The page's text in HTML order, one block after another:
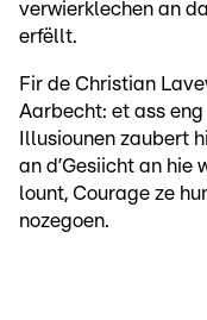
verwierklechen an
erfëllt.
Fir de Christian
Aarbecht: et ass
Illusiounen zaubert
an d’Gesiicht an
lount, Courage ze
nozegoen.